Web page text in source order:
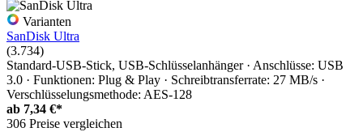
Varianten
SanDisk Ultra
(3.734)
Standard-USB-Stick, USB-Schlüsselanhänger · Anschlüsse: USB
3.0 · Funktionen: Plug & Play · Schreibtransferrate: 27 MB/s ·
Verschlüsselungsmethode: AES-128
ab 7,34 €*
306 Preise vergleichen